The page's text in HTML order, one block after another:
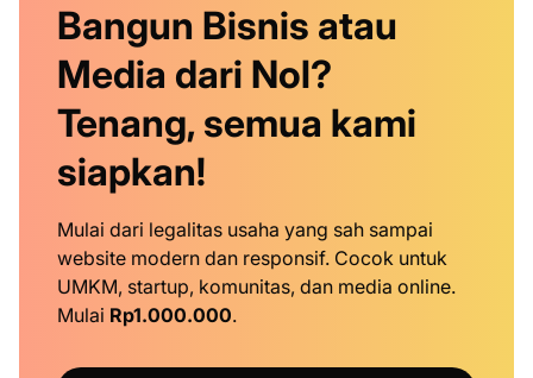
Bangun Bisnis atau
Media dari Nol?
Tenang, semua kami
siapkan!
Mulai dari legalitas usaha yang sah sampai
website modern dan responsif. Cocok untuk
UMKM, startup, komunitas, dan media online.
Mulai Rp1.000.000.